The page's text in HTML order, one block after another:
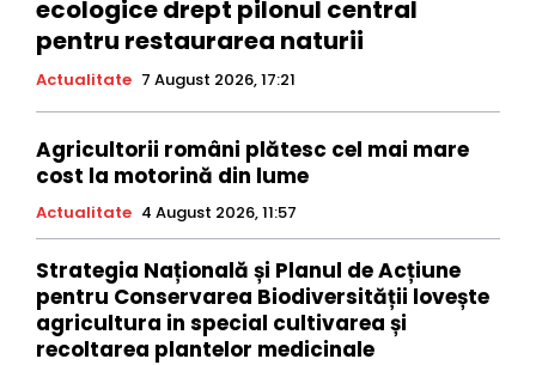
ecologice drept pilonul central
pentru restaurarea naturii
Actualitate 7 August 2026, 17:21
Agricultorii români plătesc cel mai mare
cost la motorină din lume
Actualitate 4 August 2026, 11:57
Strategia Națională și Planul de Acțiune
pentru Conservarea Biodiversității lovește
agricultura in special cultivarea și
recoltarea plantelor medicinale